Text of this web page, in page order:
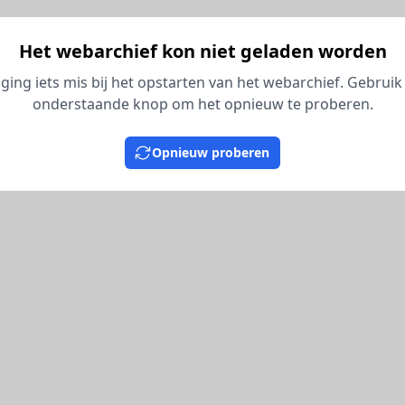
Het webarchief kon niet geladen worden
iets mis bij het opstarten van het webarchief. Gebruik
onderstaande knop om het opnieuw te proberen.
Opnieuw proberen